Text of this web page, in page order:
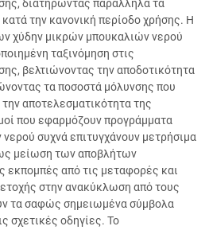
διατηρώντας παράλληλα τα
την κανονική περίοδο χρήσης. Η
χύδην μικρών μπουκαλιών νερού
ταξινόμηση στις
βελτιώνοντας την αποδοτικότητα
τα ποσοστά μόλυνσης που
αποτελεσματικότητα της
που εφαρμόζουν προγράμματα
συχνά επιτυγχάνουν μετρήσιμα
μείωση των αποβλήτων
εκπομπές από τις μεταφορές και
στην ανακύκλωση από τους
τα σαφώς σημειωμένα σύμβολα
σχετικές οδηγίες. Το